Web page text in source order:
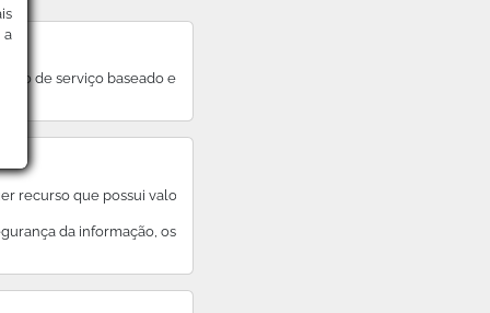
telefone) para aumentar a segurança de acessos.
a determinados recursos em uma rede ou sistema.
do usuário, geralmente usado para gerar receita para os
de serviço baseado em nuvem que oferece ferramentas e
vírus. Podem incluir funcionalidades extras, como firewall pessoal.
de suprimentos, incluindo fornecedores e parceiros.
permite que agentes maliciosos façam a expansão de seus
recurso que possui valor para a organização.
da informação, os ativos precisam ser protegidos contra